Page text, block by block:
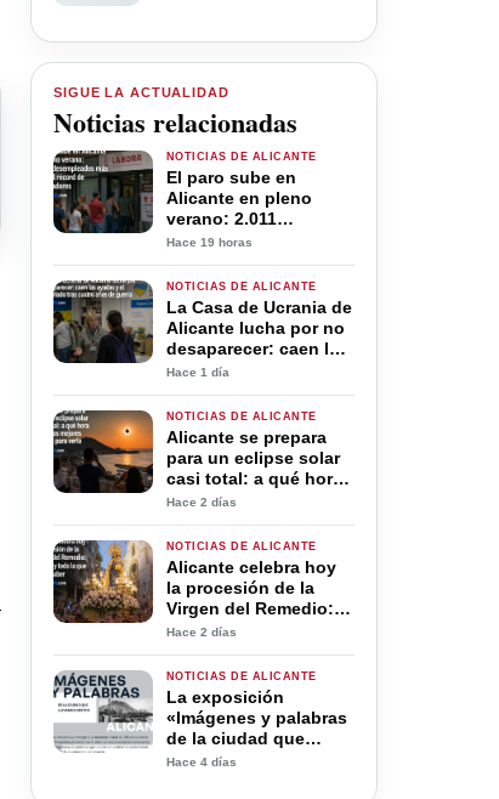
SIGUE LA ACTUALIDAD
Noticias relacionadas
NOTICIAS DE ALICANTE
El paro sube en
Alicante en pleno
verano: 2.011
desempleados más
trabajadores
Hace 19 horas
NOTICIAS DE ALICANTE
La Casa de Ucrania de
Alicante lucha por no
desaparecer: caen las
ayudas y el
cuatro años de guerra
Hace 1 día
NOTICIAS DE ALICANTE
Alicante se prepara
para un eclipse solar
casi total: a qué hora
será y los mejores
Hace 2 días
NOTICIAS DE ALICANTE
Alicante celebra hoy
la procesión de la
Virgen del Remedio:
horario y todo lo que
Hace 2 días
NOTICIAS DE ALICANTE
La exposición
«Imágenes y palabras
de la ciudad que
llevamos dentro»
Hace 4 días